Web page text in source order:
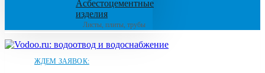
Асбестоцементные
изделия
Листы, плиты, трубы
ЖДЕМ ЗАЯВОК: